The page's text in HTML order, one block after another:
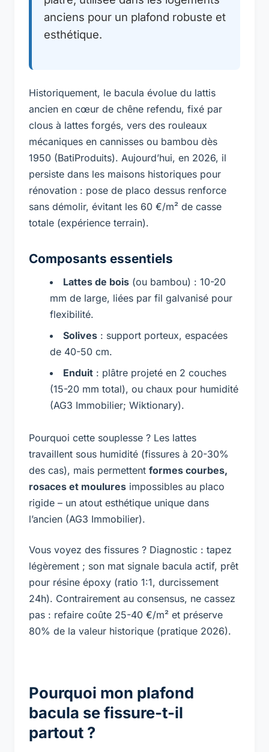
anciens pour un plafond robuste et
esthétique.
Historiquement, le bacula évolue du lattis
ancien en cœur de chêne refendu, fixé par
clous à lattes forgés, vers des rouleaux
mécaniques en cannisses ou bambou dès
1950 (BatiProduits). Aujourd’hui, en 2026, il
persiste dans les maisons historiques pour
rénovation : pose de placo dessus renforce
sans démolir, évitant les 60 €/m² de casse
totale (expérience terrain).
Composants essentiels
Lattes de bois (ou bambou) : 10-20
mm de large, liées par fil galvanisé pour
flexibilité.
Solives : support porteux, espacées
de 40-50 cm.
Enduit : plâtre projeté en 2 couches
(15-20 mm total), ou chaux pour humidité
(AG3 Immobilier; Wiktionary).
Pourquoi cette souplesse ? Les lattes
travaillent sous humidité (fissures à 20-30%
des cas), mais permettent formes courbes,
rosaces et moulures impossibles au placo
rigide – un atout esthétique unique dans
l’ancien (AG3 Immobilier).
Vous voyez des fissures ? Diagnostic : tapez
légèrement ; son mat signale bacula actif, prêt
pour résine époxy (ratio 1:1, durcissement
24h). Contrairement au consensus, ne cassez
pas : refaire coûte 25-40 €/m² et préserve
80% de la valeur historique (pratique 2026).
Pourquoi mon plafond
bacula se fissure-t-il
partout ?